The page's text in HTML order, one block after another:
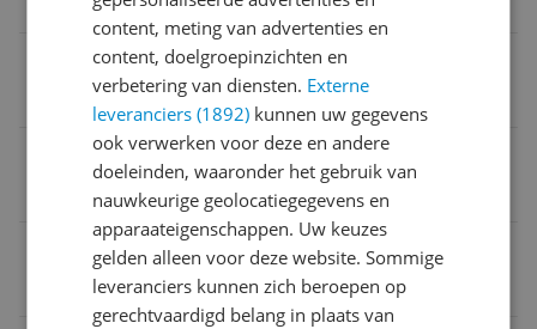
Waarschuwingssignaal
Reparatie type
Pick-up en return
Fabrieksgarantie termijn
content, meting van advertenties en
content, doelgroepinzichten en
verbetering van diensten. Externe
leveranciers (1892) kunnen uw gegevens
ook verwerken voor deze en andere
doeleinden, waaronder het gebruik van
nauwkeurige geolocatiegegevens en
apparaateigenschappen. Uw keuzes
gelden alleen voor deze website. Sommige
leveranciers kunnen zich beroepen op
gerechtvaardigd belang in plaats van